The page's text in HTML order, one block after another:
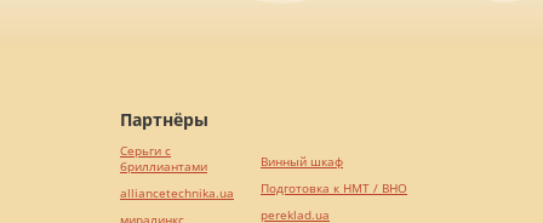
Партнёры
Серьги с
бриллиантами
alliancetechnika.ua
миралинкс
Винный шкаф
Подготовка к НМТ / ВНО
pereklad.ua